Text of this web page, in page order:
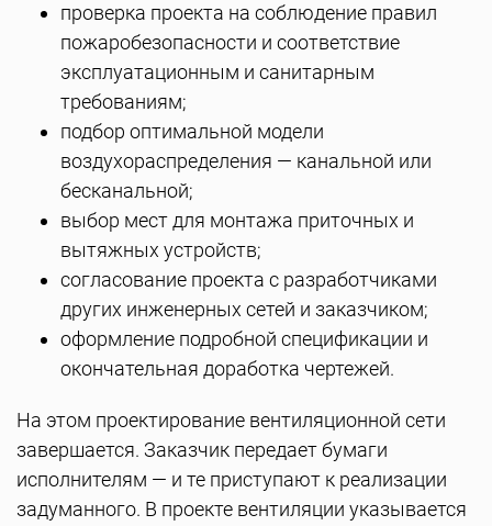
проверка проекта на соблюдение правил
пожаробезопасности и соответствие
эксплуатационным и санитарным
требованиям;
подбор оптимальной модели
воздухораспределения — канальной или
бесканальной;
выбор мест для монтажа приточных и
вытяжных устройств;
согласование проекта с разработчиками
других инженерных сетей и заказчиком;
оформление подробной спецификации и
окончательная доработка чертежей.
На этом проектирование вентиляционной сети
завершается. Заказчик передает бумаги
исполнителям — и те приступают к реализации
задуманного. В проекте вентиляции указывается